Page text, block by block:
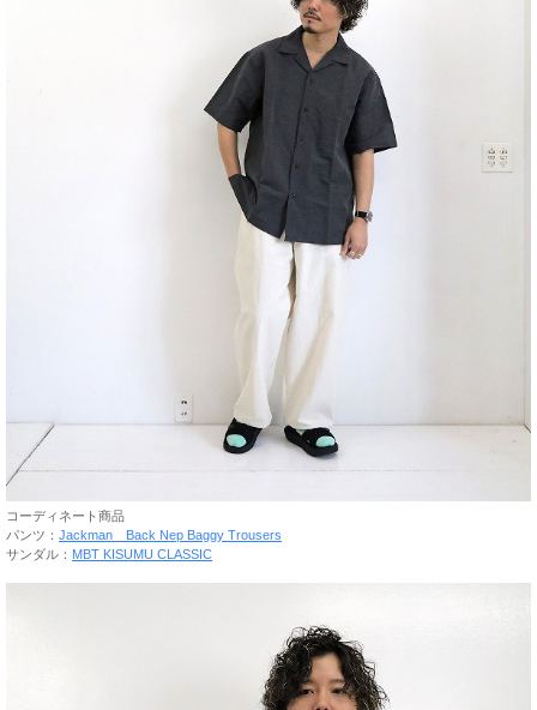
コーディネート商品
パンツ： Jackman Back Nep Baggy Trousers
サンダル： MBT KISUMU CLASSIC